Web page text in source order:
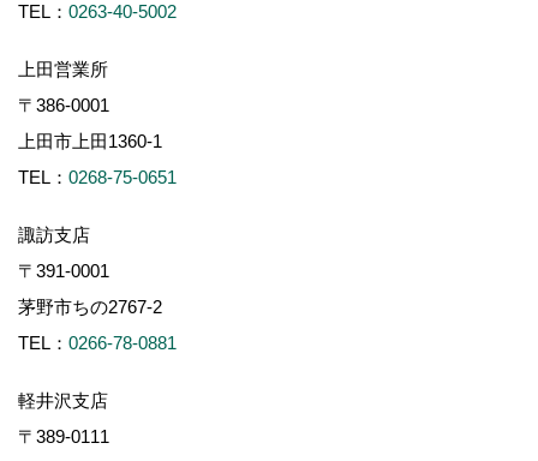
TEL： 0263-40-5002
上田営業所
〒386-0001
上田市上田1360-1
TEL： 0268-75-0651
諏訪支店
〒391-0001
茅野市ちの2767-2
TEL： 0266-78-0881
軽井沢支店
〒389-0111